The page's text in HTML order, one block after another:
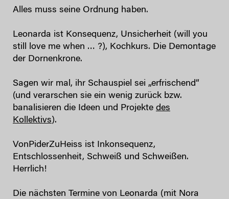
Alles muss seine Ordnung haben.
Leonarda ist Konsequenz, Unsicherheit (will you
still love me when … ?), Kochkurs. Die Demontage
der Dornenkrone.
Sagen wir mal, ihr Schauspiel sei „erfrischend“
(und verarschen sie ein wenig zurück bzw.
banalisieren die Ideen und Projekte des
Kollektivs).
VonPiderZuHeiss ist Inkonsequenz,
Entschlossenheit, Schweiß und Schweißen.
Herrlich!
Die nächsten Termine von Leonarda (mit Nora